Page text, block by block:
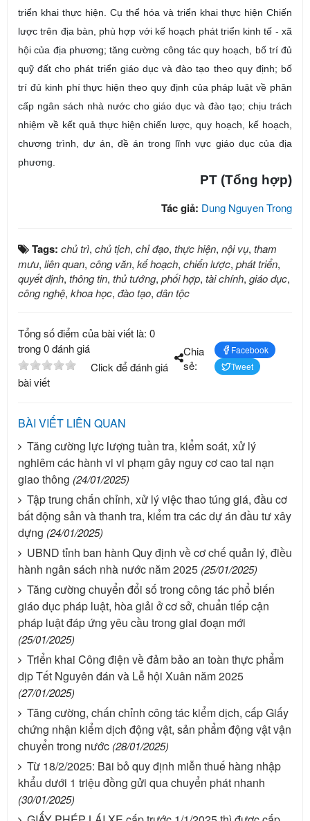
triển khai thực hiện. Cụ thể hóa và triển khai thực hiện Chiến
lược trên địa bàn, phù hợp với kế hoạch phát triển kinh tế - xã
hội của địa phương; tăng cường công tác quy hoạch, bố trí đủ
quỹ đất cho phát triển giáo dục và đào tạo theo quy định; bố
trí đủ kinh phí thực hiện theo quy định của pháp luật về phân
cấp ngân sách nhà nước cho giáo dục và đào tạo; chịu trách
nhiệm về kết quả thực hiện chiến lược, quy hoạch, kế hoạch,
chương trình, dự án, đề án trong lĩnh vực giáo dục của địa
phương.
PT (Tổng hợp)
Tác giả: Dung Nguyen Trong
Tags: chủ trì, chủ tịch, chỉ đạo, thực hiện, nội vụ, tham
mưu, liên quan, công văn, kế hoạch, chiến lược, phát triển,
quyết định, thông tin, thủ tướng, phối hợp, tài chính, giáo dục,
công nghệ, khoa học, đào tạo, dân tộc
Tổng số điểm của bài viết là: 0
trong 0 đánh giá
Click để đánh giá
bài viết
Chia
sẻ:
Facebook
Tweet
BÀI VIẾT LIÊN QUAN
Tăng cường lực lượng tuần tra, kiểm soát, xử lý
nghiêm các hành vi vi phạm gây nguy cơ cao tai nạn
giao thông (24/01/2025)
Tập trung chấn chỉnh, xử lý việc thao túng giá, đầu cơ
bất động sản và thanh tra, kiểm tra các dự án đầu tư xây
dựng (24/01/2025)
UBND tỉnh ban hành Quy định về cơ chế quản lý, điều
hành ngân sách nhà nước năm 2025 (25/01/2025)
Tăng cường chuyển đổi số trong công tác phổ biến
giáo dục pháp luật, hòa giải ở cơ sở, chuẩn tiếp cận
pháp luật đáp ứng yêu cầu trong giai đoạn mới
(25/01/2025)
Triển khai Công điện về đảm bảo an toàn thực phẩm
dịp Tết Nguyên đán và Lễ hội Xuân năm 2025
(27/01/2025)
Tăng cường, chấn chỉnh công tác kiểm dịch, cấp Giấy
chứng nhận kiểm dịch động vật, sản phẩm động vật vận
chuyển trong nước (28/01/2025)
Từ 18/2/2025: Bãi bỏ quy định miễn thuế hàng nhập
khẩu dưới 1 triệu đồng gửi qua chuyển phát nhanh
(30/01/2025)